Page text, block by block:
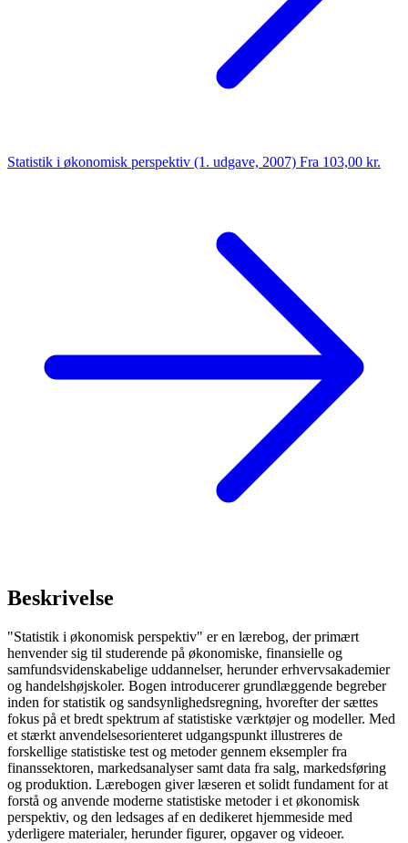
Statistik i økonomisk perspektiv (1. udgave, 2007) Fra 103,00 kr.
Beskrivelse
"Statistik i økonomisk perspektiv" er en lærebog, der primært
henvender sig til studerende på økonomiske, finansielle og
samfundsvidenskabelige uddannelser, herunder erhvervsakademier
og handelshøjskoler. Bogen introducerer grundlæggende begreber
inden for statistik og sandsynlighedsregning, hvorefter der sættes
fokus på et bredt spektrum af statistiske værktøjer og modeller. Med
et stærkt anvendelsesorienteret udgangspunkt illustreres de
forskellige statistiske test og metoder gennem eksempler fra
finanssektoren, markedsanalyser samt data fra salg, markedsføring
og produktion. Lærebogen giver læseren et solidt fundament for at
forstå og anvende moderne statistiske metoder i et økonomisk
perspektiv, og den ledsages af en dedikeret hjemmeside med
yderligere materialer, herunder figurer, opgaver og videoer.